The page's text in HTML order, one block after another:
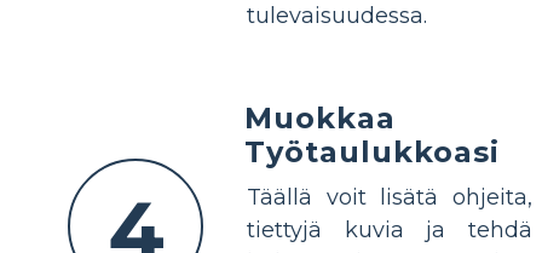
tulevaisuudessa.
4
Muokkaa
Työtaulukkoasi
Täällä voit lisätä ohjeita,
tiettyjä kuvia ja tehdä